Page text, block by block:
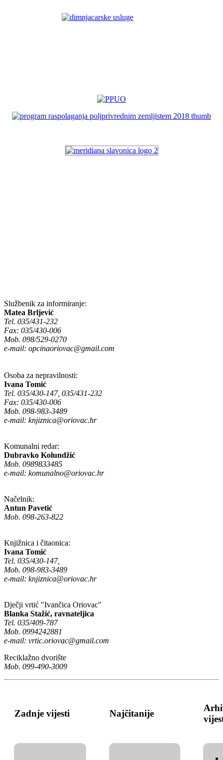
Službenik za informiranje:
Matea Brljević
Tel. 035/431-232
Fax: 035/430-006
Mob. 098/529-0270
e-mail: opcinaoriovac@gmail.com
Osoba za nepravilnosti:
Ivana Tomić
Tel. 035/430-147, 035/431-232
Fax: 035/430-006
Mob. 098-983-3489
e-mail: knjiznica@oriovac.hr
Komunalni redar:
Dubravko Kolundžić
Mob. 0989833485
e-mail: komunalno@oriovac.hr
Načelnik:
Antun Pavetić
Mob. 098-263-822
Knjižnica i čitaonica:
Ivana Tomić
Tel. 035/430-147,
Mob. 098-983-3489
e-mail: knjiznica@oriovac.hr
Dječji vrtić "Ivančica Oriovac"
Blanka Stažić, ravnateljica
Tel. 035/409-787
Mob. 0994242881
e-mail: vrtic.oriovac@gmail.com
Reciklažno dvorište
Mob. 099-490-3009
Zadnje vijesti Najčitanije